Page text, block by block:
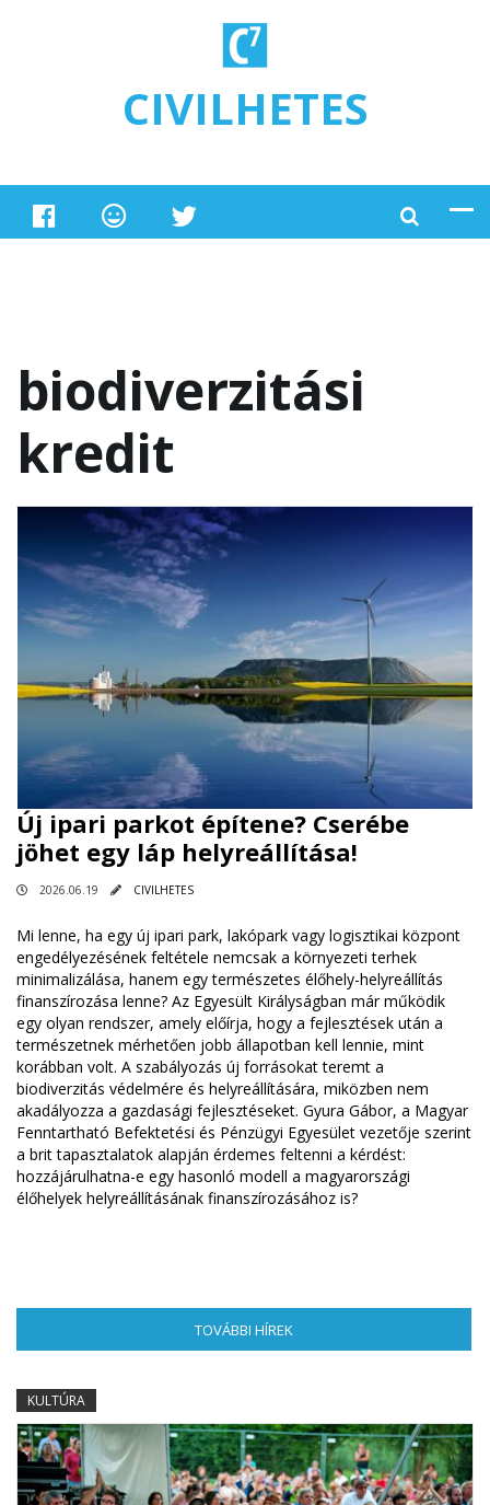
CIVILHETES
biodiverzitási
kredit
Új ipari parkot építene? Cserébe
jöhet egy láp helyreállítása!
2026.06.19 CIVILHETES
Mi lenne, ha egy új ipari park, lakópark vagy logisztikai központ
engedélyezésének feltétele nemcsak a környezeti terhek
minimalizálása, hanem egy természetes élőhely-helyreállítás
finanszírozása lenne? Az Egyesült Királyságban már működik
egy olyan rendszer, amely előírja, hogy a fejlesztések után a
természetnek mérhetően jobb állapotban kell lennie, mint
korábban volt. A szabályozás új forrásokat teremt a
biodiverzitás védelmére és helyreállítására, miközben nem
akadályozza a gazdasági fejlesztéseket. Gyura Gábor, a Magyar
Fenntartható Befektetési és Pénzügyi Egyesület vezetője szerint
a brit tapasztalatok alapján érdemes feltenni a kérdést:
hozzájárulhatna-e egy hasonló modell a magyarországi
élőhelyek helyreállításának finanszírozásához is?
TOVÁBBI HÍREK
KULTÚRA